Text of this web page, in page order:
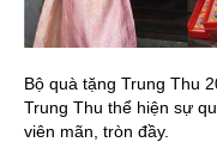
Bộ quà tặng Trung Thu
Trung Thu thể hiện sự
viên mãn, tròn đầy.